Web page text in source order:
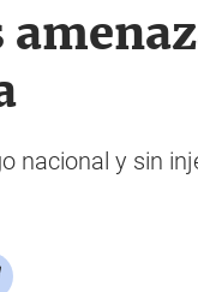
nacional y sin